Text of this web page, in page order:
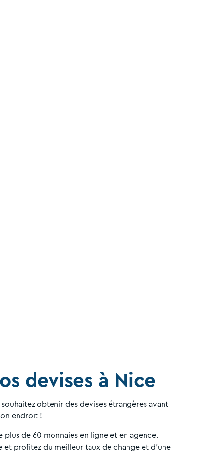
devises à Nice
obtenir des devises étrangères avant
endroit !
plus de 60 monnaies en ligne et en agence.
et profitez du meilleur taux de change et d'une